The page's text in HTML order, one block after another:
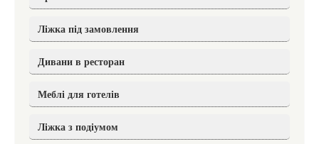
Ліжка під замовлення
Дивани в ресторан
Меблі для готелів
Ліжка з подіумом